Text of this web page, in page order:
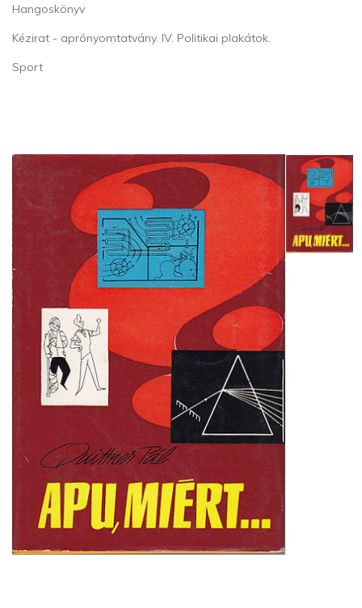
Hangoskönyv
Kézirat - aprónyomtatvány. IV. Politikai plakátok.
Sport